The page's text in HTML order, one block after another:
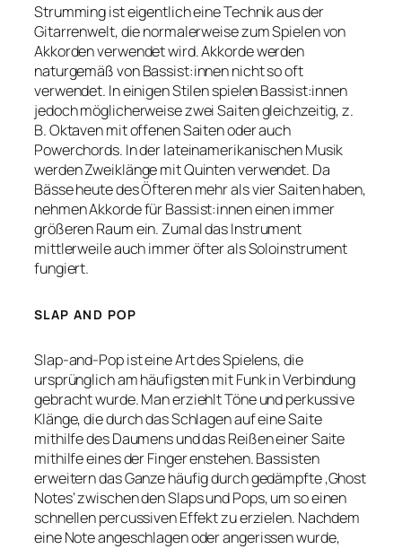
Strumming ist eigentlich eine Technik aus der
Gitarrenwelt, die normalerweise zum Spielen von
Akkorden verwendet wird. Akkorde werden
naturgemäß von Bassist:innen nicht so oft
verwendet. In einigen Stilen spielen Bassist:innen
jedoch möglicherweise zwei Saiten gleichzeitig, z.
B. Oktaven mit offenen Saiten oder auch
Powerchords. In der lateinamerikanischen Musik
werden Zweiklänge mit Quinten verwendet. Da
Bässe heute des Öfteren mehr als vier Saiten haben,
nehmen Akkorde für Bassist:innen einen immer
größeren Raum ein. Zumal das Instrument
mittlerweile auch immer öfter als Soloinstrument
fungiert.
SLAP AND POP
Slap-and-Pop ist eine Art des Spielens, die
ursprünglich am häufigsten mit Funk in Verbindung
gebracht wurde. Man erziehlt Töne und perkussive
Klänge, die durch das Schlagen auf eine Saite
mithilfe des Daumens und das Reißen einer Saite
mithilfe eines der Finger enstehen. Bassisten
erweitern das Ganze häufig durch gedämpfte ‚Ghost
Notes‘ zwischen den Slaps und Pops, um so einen
schnellen percussiven Effekt zu erzielen. Nachdem
eine Note angeschlagen oder angerissen wurde,